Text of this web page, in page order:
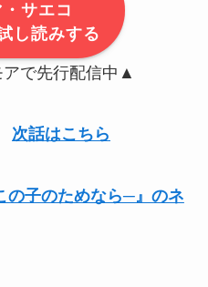
サエコ
し読みする
で先行配信中▲
次話はこちら
の子のためなら─』のネ